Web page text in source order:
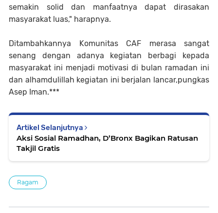
semakin solid dan manfaatnya dapat dirasakan
masyarakat luas," harapnya.
Ditambahkannya Komunitas CAF merasa sangat
senang dengan adanya kegiatan berbagi kepada
masyarakat ini menjadi motivasi di bulan ramadan ini
dan alhamdulillah kegiatan ini berjalan lancar,pungkas
Asep Iman.***
Artikel Selanjutnya
Aksi Sosial Ramadhan, D’Bronx Bagikan Ratusan
Takjil Gratis
Ragam